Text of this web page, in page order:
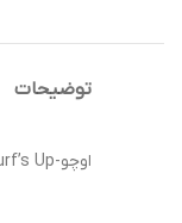
توضیحات
اوچو-Surf’s Up